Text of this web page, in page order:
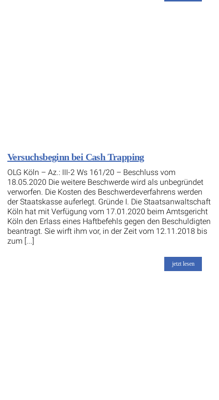
Versuchsbeginn bei Cash Trapping
OLG Köln – Az.: III-2 Ws 161/20 – Beschluss vom
18.05.2020 Die weitere Beschwerde wird als unbegründet
verworfen. Die Kosten des Beschwerdeverfahrens werden
der Staatskasse auferlegt. Gründe I. Die Staatsanwaltschaft
Köln hat mit Verfügung vom 17.01.2020 beim Amtsgericht
Köln den Erlass eines Haftbefehls gegen den Beschuldigten
beantragt. Sie wirft ihm vor, in der Zeit vom 12.11.2018 bis
zum [...]
jetzt lesen